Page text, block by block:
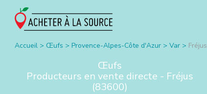
Accueil > Œufs > Provence-Alpes-Côte d'Azur > Var > Fréjus
Œufs
Producteurs en vente directe - Fréjus
(83600)